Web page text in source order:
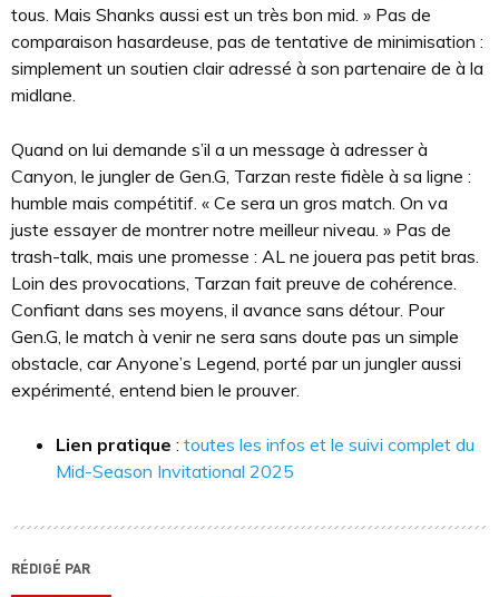
tous. Mais Shanks aussi est un très bon mid. » Pas de
comparaison hasardeuse, pas de tentative de minimisation :
simplement un soutien clair adressé à son partenaire de à la
midlane.
Quand on lui demande s’il a un message à adresser à
Canyon, le jungler de Gen.G, Tarzan reste fidèle à sa ligne :
humble mais compétitif. « Ce sera un gros match. On va
juste essayer de montrer notre meilleur niveau. » Pas de
trash-talk, mais une promesse : AL ne jouera pas petit bras.
Loin des provocations, Tarzan fait preuve de cohérence.
Confiant dans ses moyens, il avance sans détour. Pour
Gen.G, le match à venir ne sera sans doute pas un simple
obstacle, car Anyone’s Legend, porté par un jungler aussi
expérimenté, entend bien le prouver.
Lien pratique : toutes les infos et le suivi complet du
Mid-Season Invitational 2025
RÉDIGÉ PAR